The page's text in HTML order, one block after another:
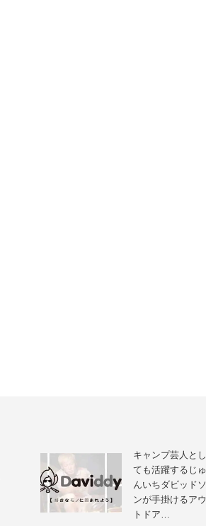
キャンプ芸人とし
ても活躍するじゅ
んいちダビッドソ
ンが手掛けるアウ
トドア…